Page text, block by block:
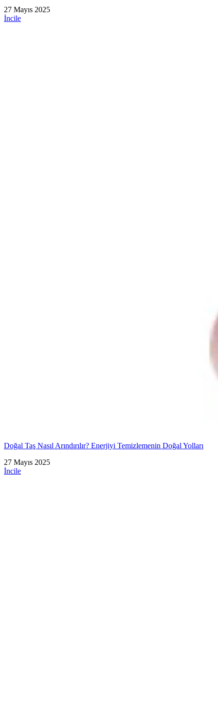
27 Mayıs 2025
İncile
Doğal Taş Nasıl Arındırılır? Enerjiyi Temizlemenin Doğal Yolları
27 Mayıs 2025
İncile